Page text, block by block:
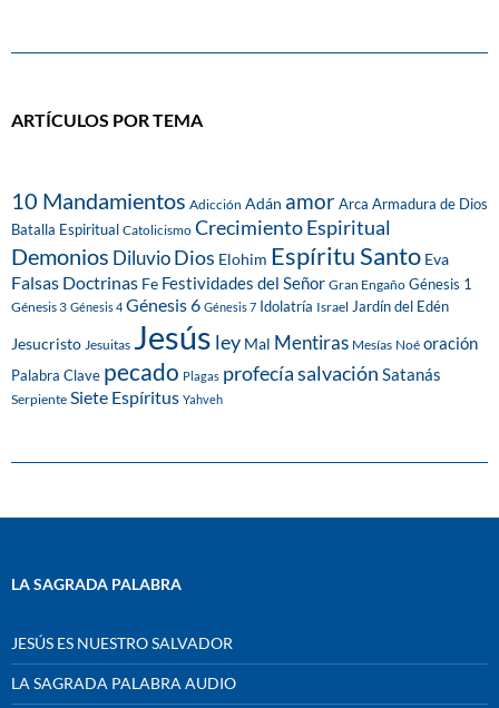
ARTÍCULOS POR TEMA
10 Mandamientos Adicción Adán amorArca Armadura de Dios
Batalla Espiritual Catolicismo Crecimiento Espiritual
Demonios DiluvioDios Elohim Espíritu Santo Eva
Falsas Doctrinas Fe Festividades del Señor Gran Engaño Génesis 1
Génesis 3 Génesis 4 Génesis 6 Génesis 7 Idolatría Israel Jardín del Edén
Jesucristo Jesuitas Jesús ley Mal Mentiras Mesías Noé oración
Palabra Clave pecado Plagas profecíasalvación Satanás
Serpiente Siete Espíritus Yahveh
LA SAGRADA PALABRA
JESÚS ES NUESTRO SALVADOR
LA SAGRADA PALABRA AUDIO